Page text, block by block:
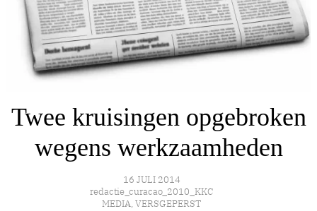
Twee kruisingen opgebroken
wegens werkzaamheden
16 JULI 2014
redactie_curacao_2010_KKC
MEDIA, VERSGEPERST